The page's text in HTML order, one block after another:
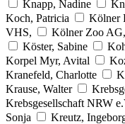
Knapp, Nadine
Koch, Patricia
Kölner
VHS,
Kölner Zoo AG,
Köster, Sabine
Korpel Myr, Avital
Kranefeld, Charlotte
Krause, Walter
Krebsgesellschaft NRW
Sonja
Kreutz,